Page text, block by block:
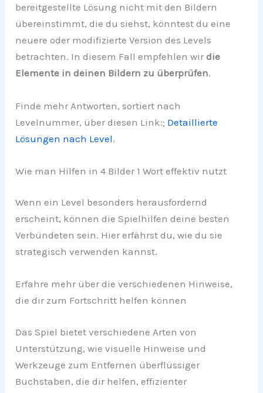
bereitgestellte Lösung nicht mit den Bildern
übereinstimmt, die du siehst, könntest du eine
neuere oder modifizierte Version des Levels
betrachten. In diesem Fall empfehlen wirdie
Elemente in deinen Bildern zu überprüfen.
Finde mehr Antworten, sortiert nach
Levelnummer, über diesen Link:; Detaillierte
Lösungen nach Level.
Wie man Hilfen in 4 Bilder 1 Wort effektiv nutzt
Wenn ein Level besonders herausfordernd
erscheint, können die Spielhilfen deine besten
Verbündeten sein. Hier erfährst du, wie du sie
strategisch verwenden kannst.
Erfahre mehr über die verschiedenen Hinweise,
die dir zum Fortschritt helfen können
Das Spiel bietet verschiedene Arten von
Unterstützung, wie visuelle Hinweise und
Werkzeuge zum Entfernen überflüssiger
Buchstaben, die dir helfen, effizienter